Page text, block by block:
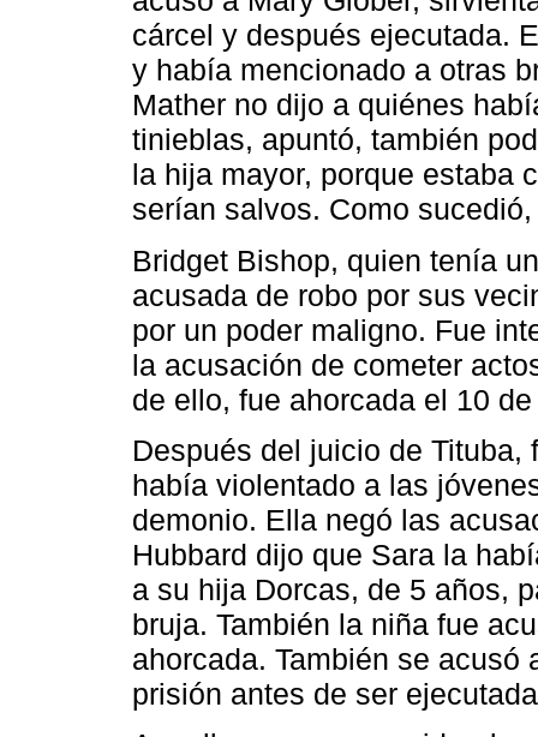
cárcel y después ejecutada.
y había mencionado a otras
Mather no dijo a quiénes
tinieblas, apuntó, también
la hija mayor, porque estaba
serían salvos. Como
Bridget Bishop, quien tenía
acusada de robo por sus
por un poder maligno. Fue
la acusación de cometer
de ello, fue ahorcada el 10
Después del juicio de
había violentado a las
demonio. Ella negó las
Hubbard dijo que Sara la
a su hija Dorcas, de 5 años,
bruja. También la niña fue
ahorcada. También se acusó
prisión antes de ser